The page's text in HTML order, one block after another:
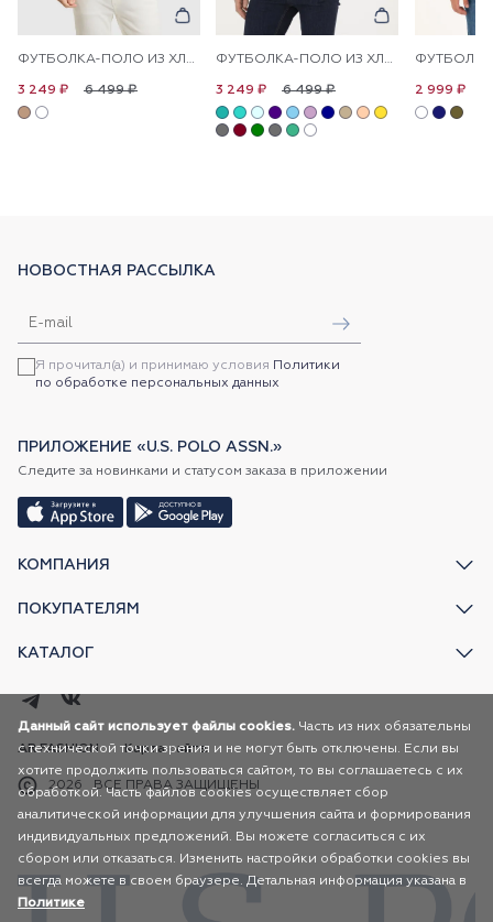
ФУТБОЛКА-ПОЛО ИЗ ХЛОПКА С КОНТРАСТНОЙ ОКАНТОВКОЙ
6 499 ₽
3 249 ₽
ФУТБОЛКА-ПОЛО ИЗ ХЛОПКА
6 499 ₽
3 249 ₽ 2 999 ₽
КОМПАНИЯ
ПОКУПАТЕЛЯМ
КАТАЛОГ
НОВОСТНАЯ РАССЫЛКА
Я прочитал(а) и принимаю условия Политики
по обработке персональных данных
ПРИЛОЖЕНИЕ «U.S. POLO ASSN.»
Следите за новинками и статусом заказа в приложении
2026 ВСЕ ПРАВА ЗАЩИЩЕНЫ
AR FASHION Карта сайта
Данный сайт использует файлы cookies. Часть из них обязательны
с технической точки зрения и не могут быть отключены. Если вы
хотите продолжить пользоваться сайтом, то вы соглашаетесь с их
обработкой. Часть файлов cookies осуществляет сбор
аналитической информации для улучшения сайта и формирования
индивидуальных предложений. Вы можете согласиться с их
сбором или отказаться. Изменить настройки обработки cookies вы
всегда можете в своем браузере. Детальная информация указана в
Политике